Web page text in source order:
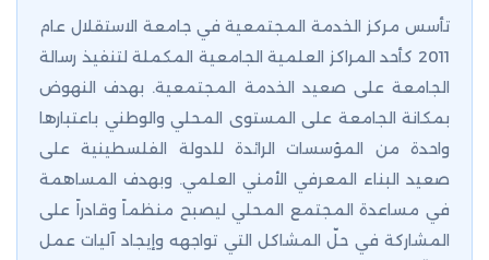
تأسس مركز الخدمة المجتمعية في جامعة الاستقلال عام
2011 كأحد المراكز العلمية الجامعية المكملة لتنفيذ رسالة
الجامعة على صعيد الخدمة المجتمعية. بهدف النهوض
بمكانة الجامعة على المستوى المحلي والوطني باعتبارها
واحدة من المؤسسات الرائدة للدولة الفلسطينية على
صعيد البناء المعرفي الأمني العلمي. وبهدف المساهمة
في مساعدة المجتمع المحلي ليصبح منظماً وقادراً على
المشاركة في حلّ المشاكل التي تواجهه وإيجاد آليات عمل